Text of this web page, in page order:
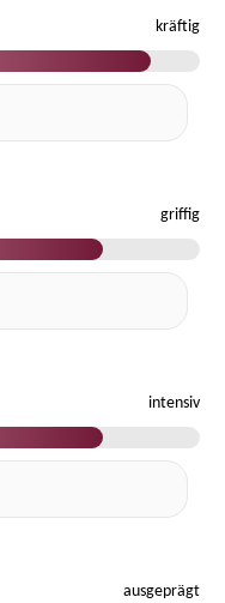
kräftig
griffig
intensiv
ausgeprägt